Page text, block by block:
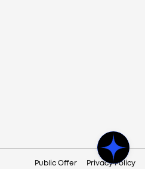
Public Offer Privacy Policy